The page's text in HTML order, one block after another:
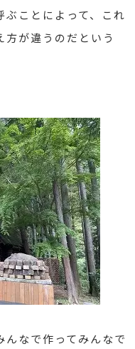
ぶことによって、これ
方が違うのだという
なで作ってみんなで